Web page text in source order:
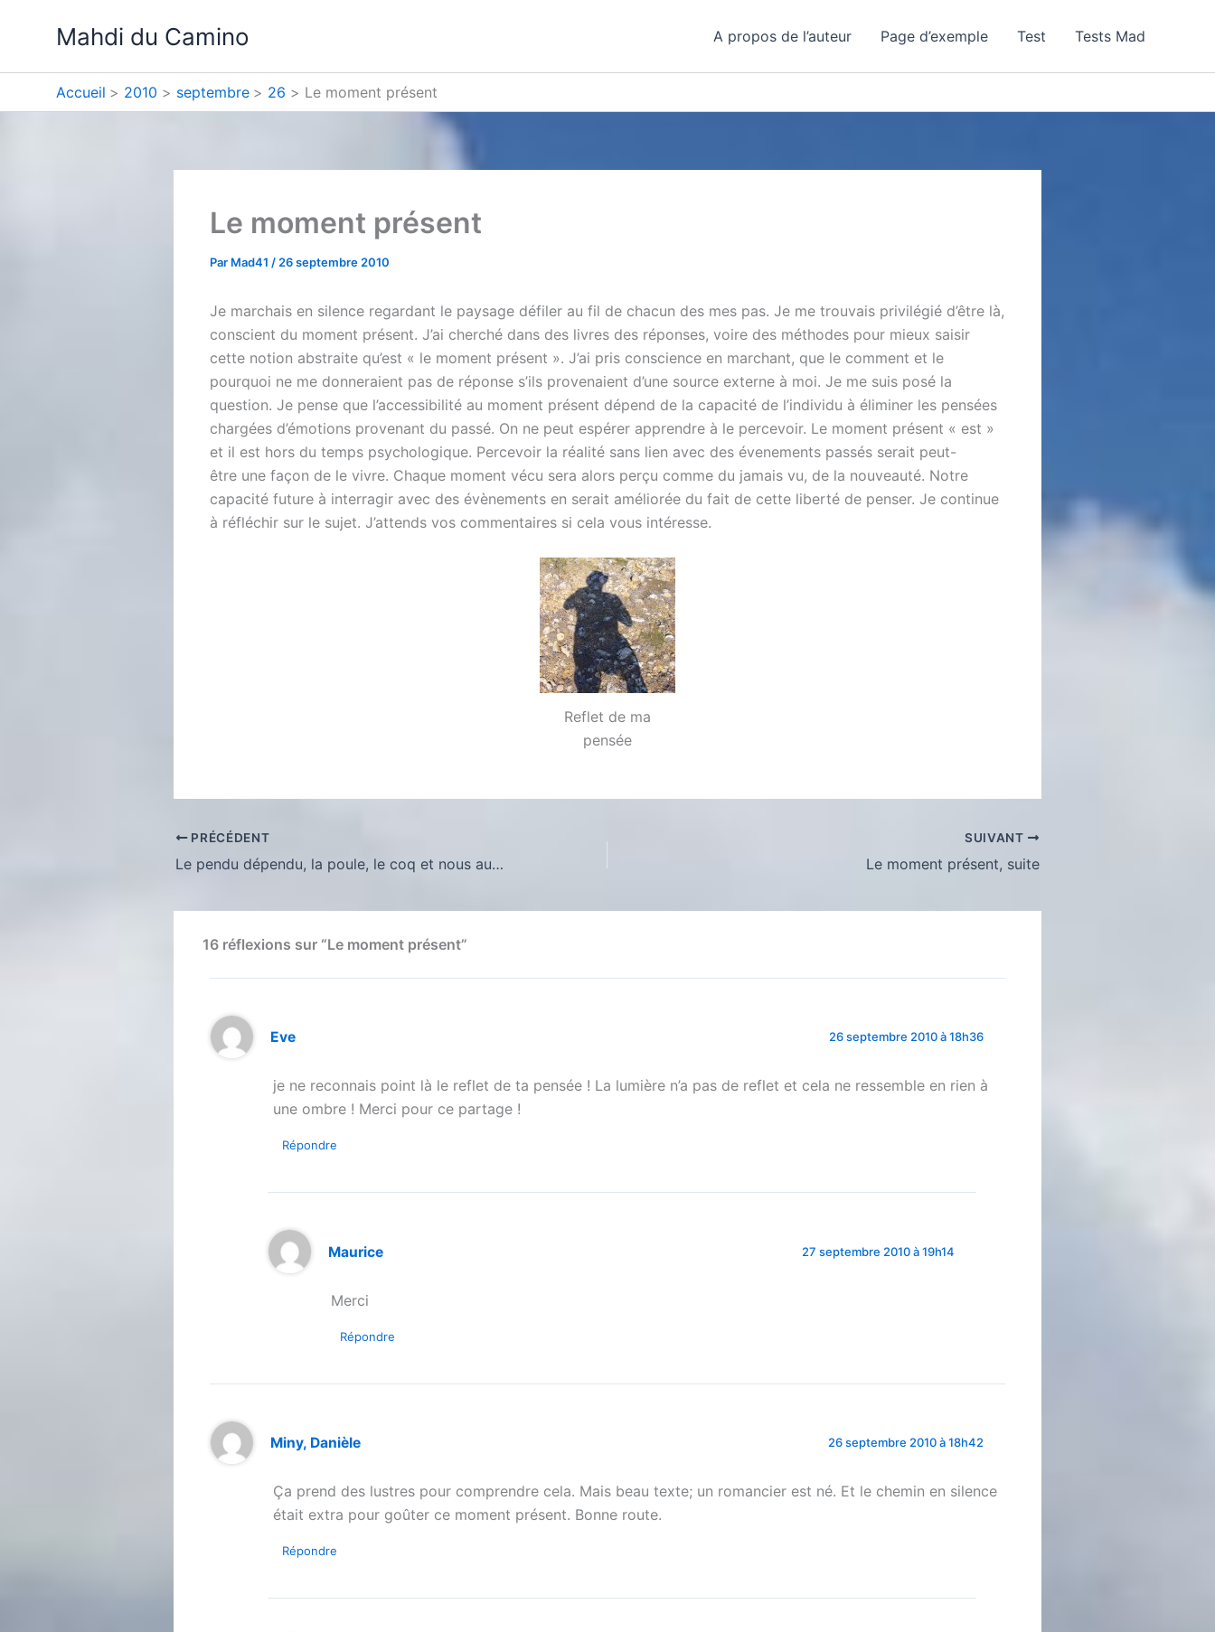
Mahdi du Camino A propos de l’auteur Page d’exemple Test Tests Mad
Accueil 2010 septembre 26 Le moment présent
Le moment présent
Par Mad41 / 26 septembre 2010
Je marchais en silence regardant le paysage défiler au fil de chacun des mes pas. Je me trouvais privilégié d’être là,
conscient du moment présent. J’ai cherché dans des livres des réponses, voire des méthodes pour mieux saisir
cette notion abstraite qu’est « le moment présent ». J’ai pris conscience en marchant, que le comment et le
pourquoi ne me donneraient pas de réponse s’ils provenaient d’une source externe à moi. Je me suis posé la
question. Je pense que l’accessibilité au moment présent dépend de la capacité de l’individu à éliminer les pensées
chargées d’émotions provenant du passé. On ne peut espérer apprendre à le percevoir. Le moment présent « est »
et il est hors du temps psychologique. Percevoir la réalité sans lien avec des évenements passés serait peut-
être une façon de le vivre. Chaque moment vécu sera alors perçu comme du jamais vu, de la nouveauté. Notre
capacité future à interragir avec des évènements en serait améliorée du fait de cette liberté de penser. Je continue
à réfléchir sur le sujet. J’attends vos commentaires si cela vous intéresse.
Reflet de ma
pensée
PRÉCÉDENT
Le pendu dépendu, la poule, le coq et nous autres…
SUIVANT
Le moment présent, suite
16 réflexions sur “Le moment présent”
Eve 26 septembre 2010 à 18h36
je ne reconnais point là le reflet de ta pensée ! La lumière n’a pas de reflet et cela ne ressemble en rien à
une ombre ! Merci pour ce partage !
Répondre
Maurice 27 septembre 2010 à 19h14
Merci
Répondre
Miny, Danièle 26 septembre 2010 à 18h42
Ça prend des lustres pour comprendre cela. Mais beau texte; un romancier est né. Et le chemin en silence
était extra pour goûter ce moment présent. Bonne route.
Répondre